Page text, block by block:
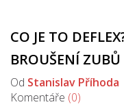
CO JE TO
BROUŠENÍ ZUBŮ
Od Stanislav Příhoda
Komentáře (0)